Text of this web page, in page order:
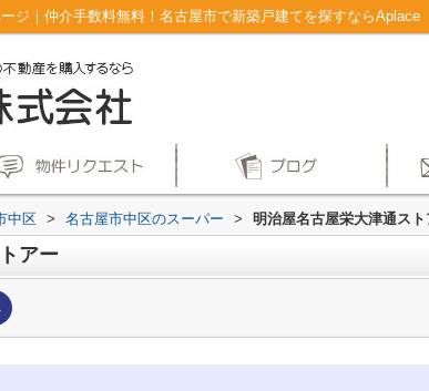
ジ｜仲介手数料無料！名古屋市で新築戸建てを探すならAplace
中区 > 名古屋市中区のスーパー > 明治屋名古屋栄大津通スト
アー